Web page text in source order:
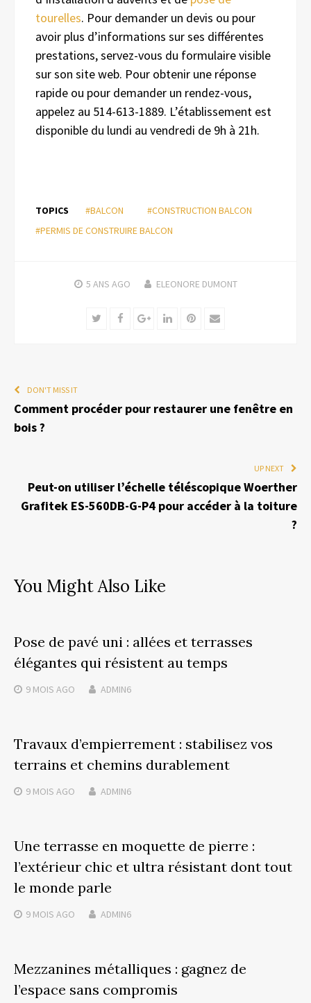
tourelles. Pour demander un devis ou pour
avoir plus d’informations sur ses différentes
prestations, servez-vous du formulaire visible
sur son site web. Pour obtenir une réponse
rapide ou pour demander un rendez-vous,
appelez au 514-613-1889. L’établissement est
disponible du lundi au vendredi de 9h à 21h.
TOPICS #BALCON
#CONSTRUCTION BALCON
#PERMIS DE CONSTRUIRE BALCON
5 ANS AGO ELEONORE DUMONT
TwitterFacebookGoogle+LinkedInPinterest
Email
DON'T MISS IT
Comment procéder pour restaurer une fenêtre en
bois ?
UP NEXT
Peut-on utiliser l’échelle téléscopique Woerther
Grafitek ES-560DB-G-P4 pour accéder à la toiture
?
You Might Also Like
Pose de pavé uni : allées et terrasses
élégantes qui résistent au temps
9 MOIS AGO ADMIN6
Travaux d’empierrement : stabilisez vos
terrains et chemins durablement
9 MOIS AGO ADMIN6
Une terrasse en moquette de pierre :
l’extérieur chic et ultra résistant dont tout
le monde parle
9 MOIS AGO ADMIN6
Mezzanines métalliques : gagnez de
l’espace sans compromis